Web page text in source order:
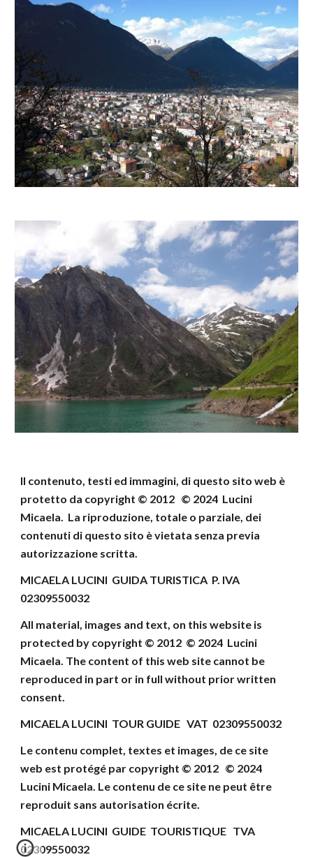
Il contenuto, testi ed immagini, di questo sito web è
protetto da copyright © 2012 © 2024 Lucini
Micaela. La riproduzione, totale o parziale, dei
contenuti di questo sito è vietata senza previa
autorizzazione scritta.
MICAELA LUCINI GUIDA TURISTICA P. IVA
02309550032
All material, images and text, on this website is
protected by copyright © 2012 © 2024 Lucini
Micaela. The content of this web site cannot be
reproduced in part or in full without prior written
consent.
MICAELA LUCINI TOUR GUIDE VAT 02309550032
Le contenu complet, textes et images, de ce site
web est protégé par copyright © 2012 © 2024
Lucini Micaela. Le contenu de ce site ne peut être
reproduit sans autorisation écrite.
MICAELA LUCINI GUIDE TOURISTIQUE TVA
02309550032